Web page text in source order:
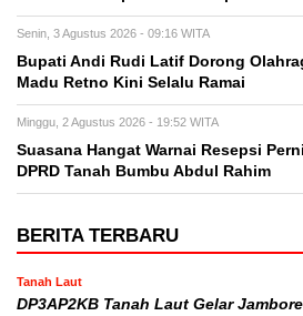
Senin, 3 Agustus 2026 - 09:16 WITA
Bupati Andi Rudi Latif Dorong
Madu Retno Kini Selalu Ramai
Minggu, 2 Agustus 2026 - 19:52 WITA
Suasana Hangat Warnai Resepsi
DPRD Tanah Bumbu Abdul Rahim
BERITA TERBARU
Tanah Laut
DP3AP2KB Tanah Laut Gelar Jambore